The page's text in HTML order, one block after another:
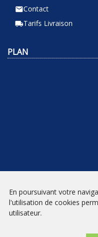
emailContact
local_shippingTarifs Livraison
PLAN
NEWSLETTER
En poursuivant votre
l'utilisation de cookies
utilisateur.